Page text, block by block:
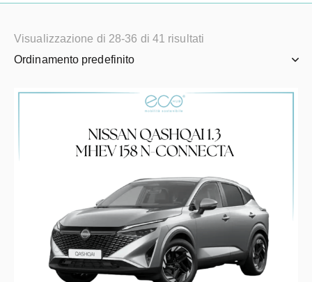
Visualizzazione di 28-36 di 41 risultati